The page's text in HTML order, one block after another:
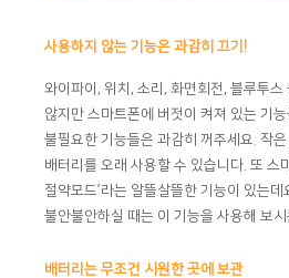
사용하지 않는 기능은 과감히 끄기!
와이파이, 위치, 소리, 화면회전, 블루투
않지만 스마트폰에 버젓이 켜져 있는 기
불필요한 기능들은 과감히 꺼주세요. 작
배터리를 오래 사용할 수 있습니다. 또 스
절약모드’라는 알뜰살뜰한 기능이 있는데
불안불안하실 때는 이 기능을 사용해 보
배터리는 무조건 시원한 곳에 보관